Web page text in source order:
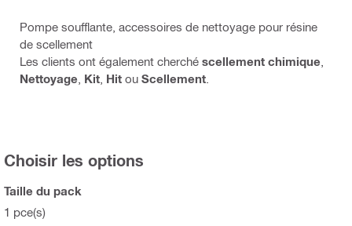
Pompe soufflante, accessoires de nettoyage pour résine
de scellement
Les clients ont également cherché scellement chimique
Nettoyage Kit Hit ou Scellement
Choisir les options
Taille du pack
1 pce(s)